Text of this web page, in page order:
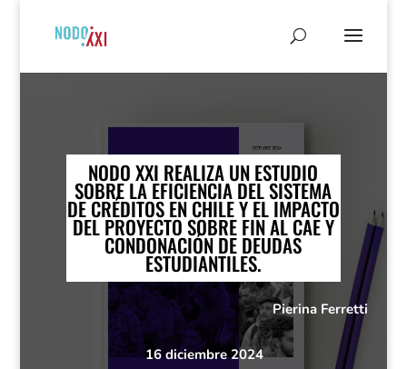
NODO XXI REALIZA UN ESTUDIO
SOBRE LA EFICIENCIA DEL SISTEMA
DE CRÉDITOS EN CHILE Y EL IMPACTO
DEL PROYECTO SOBRE FIN AL CAE Y
CONDONACIÓN DE DEUDAS
ESTUDIANTILES.
Pierina Ferretti
16 diciembre 2024